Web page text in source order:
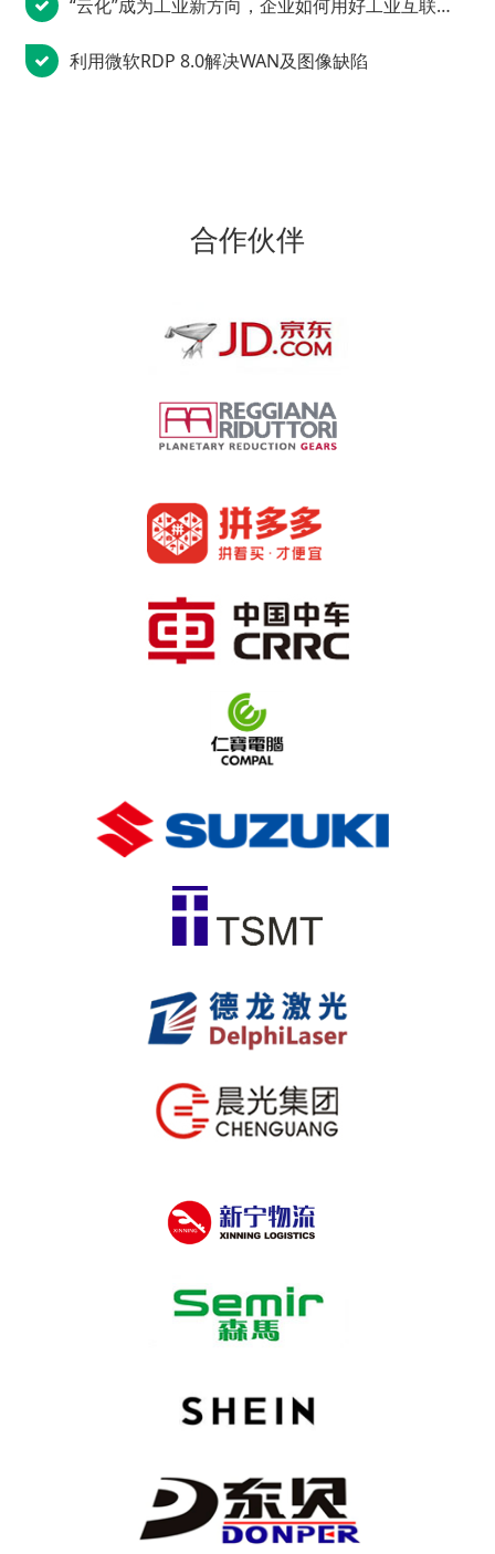
“云化”成为工业新方向，企业如何用好工业互联网？
利用微软RDP 8.0解决WAN及图像缺陷
合作伙伴